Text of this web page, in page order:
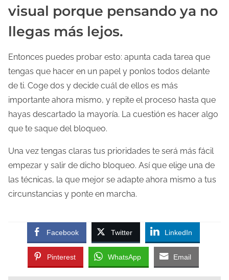
visual porque pensando ya no
llegas más lejos.
Entonces puedes probar esto: apunta cada tarea que
tengas que hacer en un papel y ponlos todos delante
de ti. Coge dos y decide cuál de ellos es más
importante ahora mismo, y repite el proceso hasta que
hayas descartado la mayoría. La cuestión es hacer algo
que te saque del bloqueo.
Una vez tengas claras tus prioridades te será más fácil
empezar y salir de dicho bloqueo. Así que elige una de
las técnicas, la que mejor se adapte ahora mismo a tus
circunstancias y ponte en marcha.
Facebook Twitter LinkedIn
Pinterest WhatsApp Email